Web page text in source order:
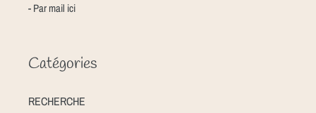
- Par mail ici
Catégories
RECHERCHE